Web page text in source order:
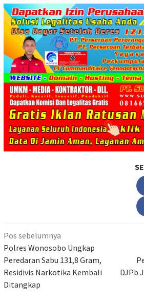
Navigasi
pos
Pos sebelumnya
Polres Wonosobo Ungkap
Peredaran Sabu 131,8 Gram,
Residivis Narkotika Kembali
Ditangkap
DJPb